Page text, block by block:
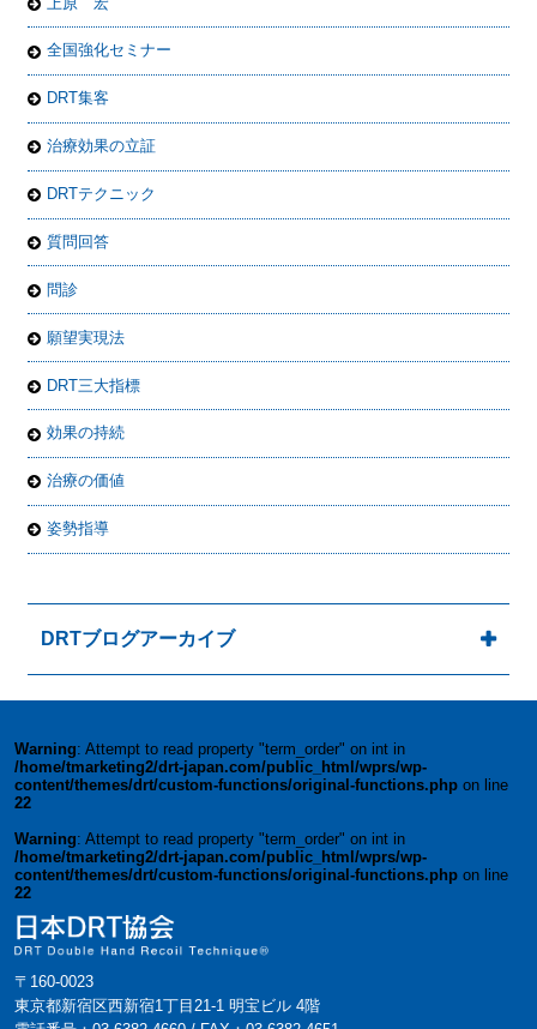
全国強化セミナー
DRT集客
治療効果の立証
DRTテクニック
質問回答
問診
願望実現法
DRT三大指標
効果の持続
治療の価値
姿勢指導
DRTブログアーカイブ
Warning: Attempt to read property "term_order" on int in
/home/tmarketing2/drt-japan.com/public_html/wprs/wp-
content/themes/drt/custom-functions/original-functions.phpon line
22
Warning: Attempt to read property "term_order" on int in
/home/tmarketing2/drt-japan.com/public_html/wprs/wp-
content/themes/drt/custom-functions/original-functions.phpon line
22
〒160-0023
東京都新宿区西新宿1丁目21-1 明宝ビル 4階